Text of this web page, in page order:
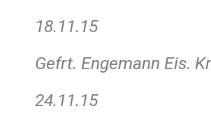
18.11.15
Gefrt. Engemann Eis.
24.11.15